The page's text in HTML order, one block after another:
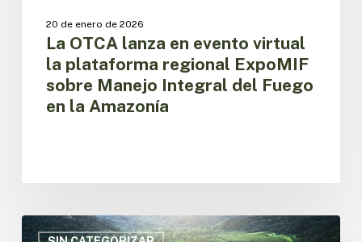
Amazonía
20 de enero de 2026
La OTCA lanza en evento virtual
la plataforma regional ExpoMIF
sobre Manejo Integral del Fuego
en la Amazonía
Sistematización